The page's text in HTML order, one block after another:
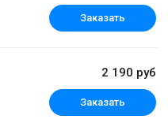
Заказать
2 190 руб
Заказать